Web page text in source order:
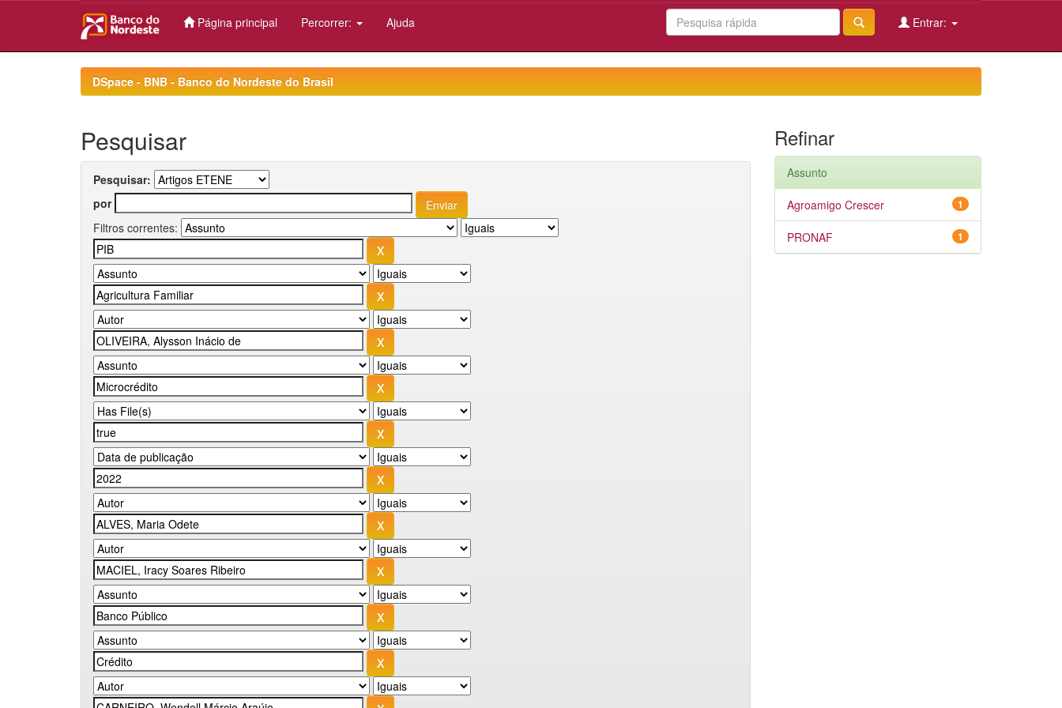
Página principal Percorrer: Ajuda Entrar:
DSpace - BNB - Banco do Nordeste do Brasil
Pesquisar
Pesquisar:
por
Filtros correntes:
Refinar
Assunto
1
Agroamigo Crescer
1
PRONAF